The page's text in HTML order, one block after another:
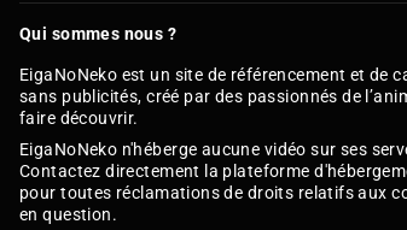
Qui sommes nous ?
EigaNoNeko est un site de référencement et de
sans publicités, créé par des passionnés de
faire découvrir.
EigaNoNeko n'héberge aucune vidéo sur ses
Contactez directement la plateforme
pour toutes réclamations de droits relatifs aux
en question.